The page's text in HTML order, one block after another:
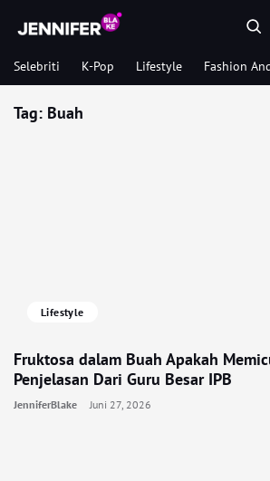
Selebriti K-Pop Lifestyle Fashion
Tag: Buah
Lifestyle
Fruktosa dalam Buah Apakah
Penjelasan Dari Guru Besar IPB
JenniferBlake Juni 27, 2026